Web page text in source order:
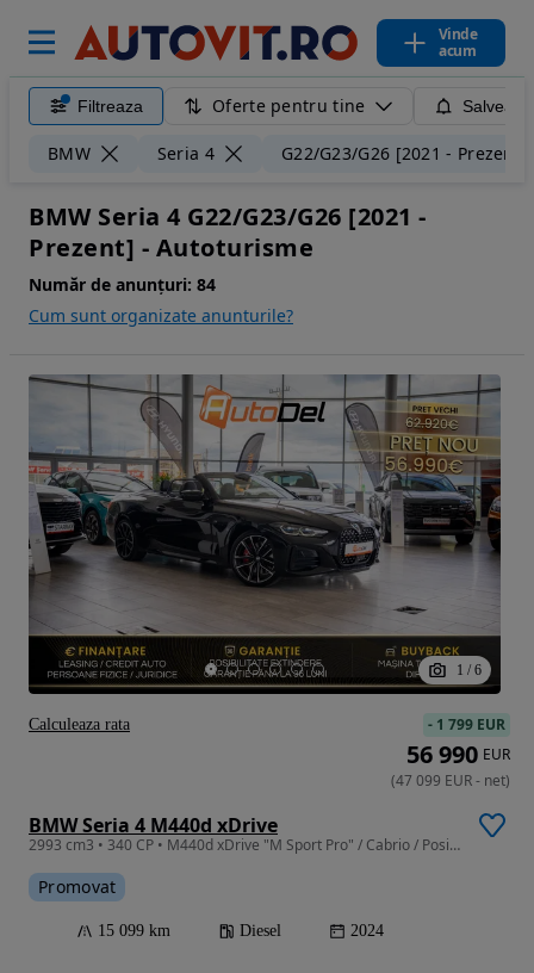
Vinde
acum
Filtreaza Oferte pentru tine
BMW Seria 4 G22/G23/G26 [2021 - Prezent]
BMW Seria 4 G22/G23/G26 [2021 -
Prezent] - Autoturisme
Număr de anunțuri: 84
Cum sunt organizate anunturile?
1 / 6
BMW Seria 4 M440d xDrive
2993 cm3 • 340 CP • M440d xDrive "M Sport Pro" / Cabrio / Posibilitate Leasing
Promovat
15 099 km Diesel 2024
- 1 799 EUR
56 990 EUR
(47 099 EUR- net)
Calculeaza rata